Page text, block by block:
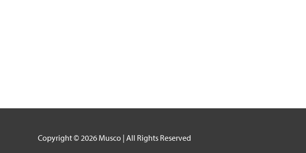
Copyright © 2026 Musco | All Rights Reserved